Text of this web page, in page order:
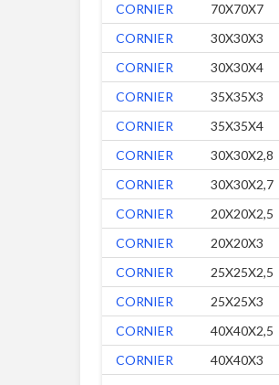
CORNIER
70X70X7
CORNIER
30X30X3
CORNIER
30X30X4
CORNIER
35X35X3
CORNIER
35X35X4
CORNIER
30X30X2,8
CORNIER
30X30X2,7
CORNIER
20X20X2,5
CORNIER
20X20X3
CORNIER
25X25X2,5
CORNIER
25X25X3
CORNIER
40X40X2,5
CORNIER
40X40X3